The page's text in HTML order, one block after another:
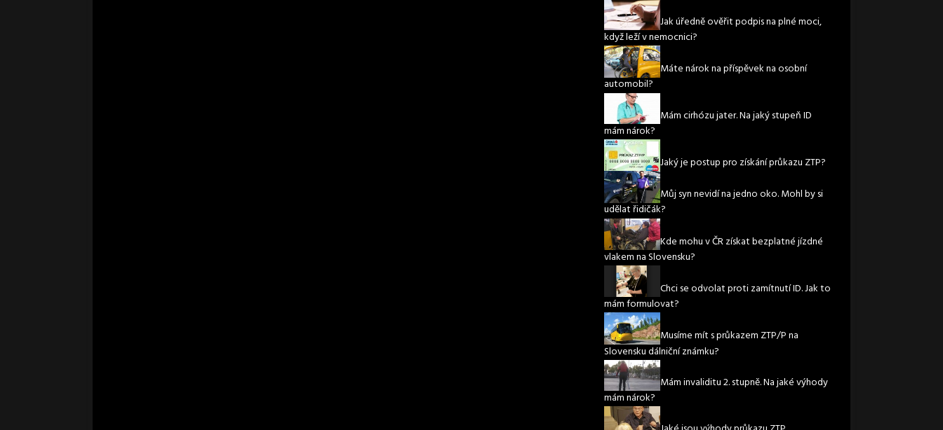
Jak úředně ověřit podpis na plné moci,
když leží v nemocnici?
Máte nárok na příspěvek na osobní
automobil?
Mám cirhózu jater. Na jaký stupeň ID
mám nárok?
Jaký je postup pro získání průkazu ZTP?
Můj syn nevidí na jedno oko. Mohl by si
udělat řidičák?
Kde mohu v ČR získat bezplatné jízdné
vlakem na Slovensku?
Chci se odvolat proti zamítnutí ID. Jak to
mám formulovat?
Musíme mít s průkazem ZTP/P na
Slovensku dálniční známku?
Mám invaliditu 2. stupně. Na jaké výhody
mám nárok?